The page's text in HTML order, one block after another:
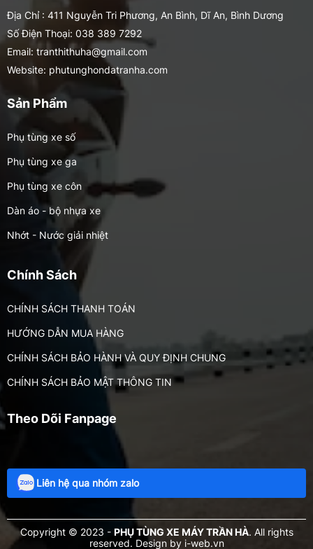
Địa Chỉ : 411 Nguyễn Tri Phương, An Bình, Dĩ An, Bình Dương
Số Điện Thoại: 038 389 7292
Email: tranthithuha@gmail.com
Website: phutunghondatranha.com
Sản Phẩm
Phụ tùng xe số
Phụ tùng xe ga
Phụ tùng xe côn
Dàn áo - bộ nhựa xe
Nhớt - Nước giải nhiệt
Chính Sách
CHÍNH SÁCH THANH TOÁN
HƯỚNG DẪN MUA HÀNG
CHÍNH SÁCH BẢO HÀNH VÀ QUY ĐỊNH CHUNG
CHÍNH SÁCH BẢO MẬT THÔNG TIN
Theo Dõi Fanpage
Liên hệ qua nhóm zalo
Copyright © 2023 - PHỤ TÙNG XE MÁY TRẦN HÀ. All rights
reserved. Design by i-web.vn